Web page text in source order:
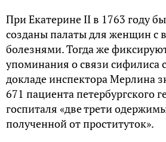
При Екатерине II в 1763 году
созданы палаты для женщин с
болезнями. Тогда же
упоминания о связи сифилиса
докладе инспектора Мерлина
671 пациента петербургского
госпиталя «две трети
полученной от проституток».